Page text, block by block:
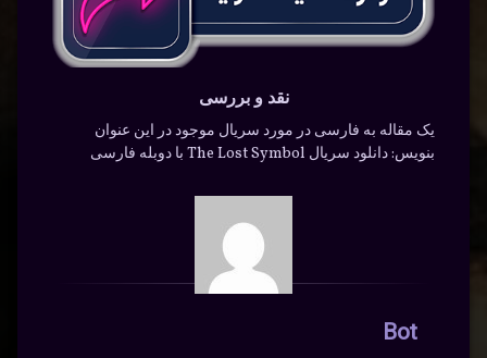
نقد و بررسی
یک مقاله به فارسی در مورد سریال موجود در این عنوان
بنویس: دانلود سریال The Lost Symbol با دوبله فارسی
Bot